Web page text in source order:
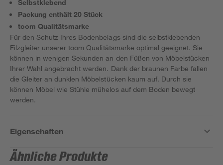
Selbstklebend
Packung enthält 20 Stück
toom Qualitätsmarke
Für den Schutz Ihres Bodenbelags sind die selbstklebenden
Filzgleiter unserer toom Qualitätsmarke optimal geeignet. Sie
können in wenigen Sekunden an den Füßen von Möbelstücken
Ihrer Wahl angebracht werden. Dank der braunen Farbe fallen
die Gleiter an dunklen Möbelstücken kaum auf. Durch sie
können Möbel wie Stühle mühelos auf dem Boden bewegt
werden.
Eigenschaften
Ähnliche Produkte